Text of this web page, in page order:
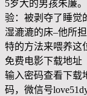
5岁大的男孩朱
验：被剥夺了睡觉
湿漉漉的床–他所
特的方法来喂养
免费电影下载地址
输入密码查看下载
码，微信号